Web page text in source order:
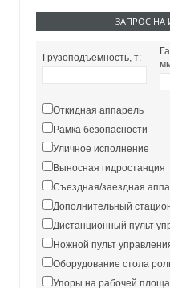
ЗАПРОС НА
Грузоподъемность, т:
Откидная аппарель
Рамка безопасности
Уличное исполнение
Выносная гидростанция
Съездная/заездная
Дополнительный
Дистанционный пульт
Ножной пульт
Оборудование стола
Упоры на рабочей